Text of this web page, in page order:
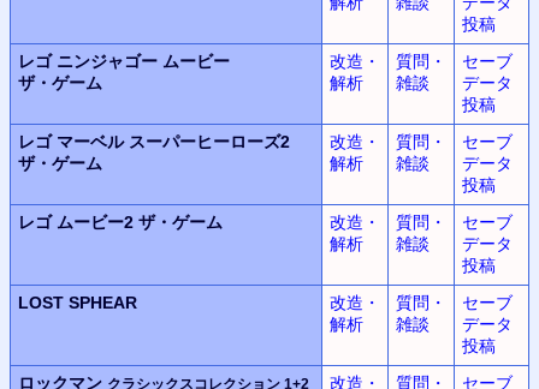
投稿
レゴ ニンジャゴー ムービー
ザ・ゲーム
改造・
解析
質問・
雑談
セーブ
データ
投稿
レゴ マーベル スーパーヒーローズ2
ザ・ゲーム
改造・
解析
質問・
雑談
セーブ
データ
投稿
レゴ ムービー2 ザ・ゲーム
改造・
解析
質問・
雑談
セーブ
データ
投稿
LOST SPHEAR
改造・
解析
質問・
雑談
セーブ
データ
投稿
ロックマン クラシックスコレクション 1+2
改造・
質問・
セーブ